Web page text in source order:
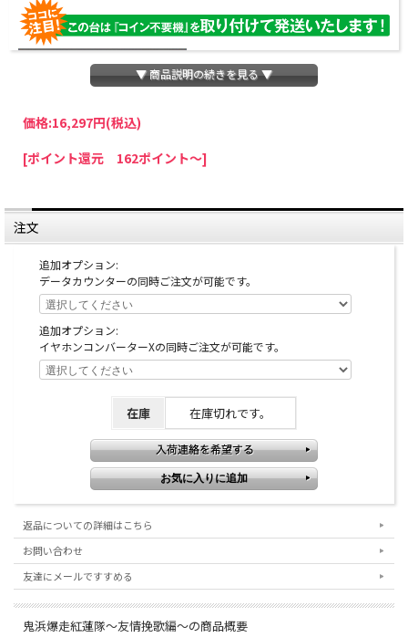
パチスロわっしょいでは、全ての台に「コイン不要機」を無料で取り付けて発送さ
せていただいております。コイン不要機をご利用になられますと、コインが必要な
ていただきましたら、ご注文価格より2000円引きいたします。
※在庫切れの台でも入荷している場合がありますので、電話かメールにてお問い合
わせ下さい。
▼ 商品説明の続きを見る ▼
価格:16,297円(税込)
[ポイント還元 162ポイント～]
注文
追加オプション:
データカウンターの同時ご注文が可能です。
追加オプション:
イヤホンコンバーターXの同時ご注文が可能です。
在庫 在庫切れです。
返品についての詳細はこちら
お問い合わせ
友達にメールですすめる
鬼浜爆走紅蓮隊～友情挽歌編～の商品概要